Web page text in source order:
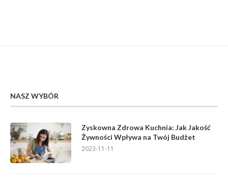
NASZ WYBÓR
Zyskowna Zdrowa Kuchnia: Jak Jakość
Żywności Wpływa na Twój Budżet
2023-11-11